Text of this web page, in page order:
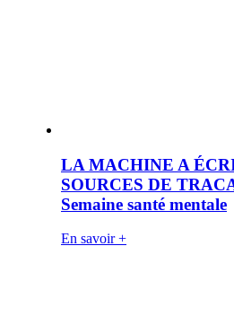
LA MACHINE A
SOURCES DE
Semaine santé mentale
En savoir +